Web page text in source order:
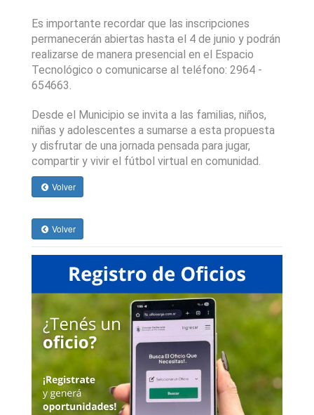
Es importante recordar que las inscripciones
permanecerán abiertas hasta el 4 de junio y podrán
realizarse de manera presencial en el Espacio
Tecnológico o comunicarse al teléfono: 2964 -
654663.
Desde el Municipio se invita a las familias, niños,
niñas y adolescentes a sumarse a esta propuesta
y disfrutar de una jornada pensada para jugar,
compartir y vivir el fútbol virtual en comunidad.
Volver
Volver